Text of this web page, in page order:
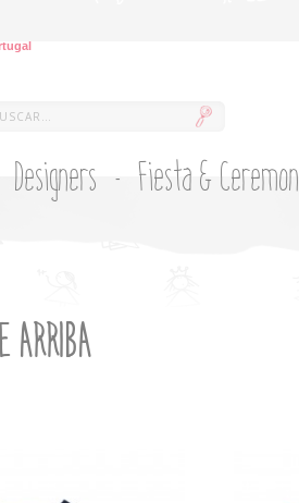
Designers Fiesta &
ARRIBA